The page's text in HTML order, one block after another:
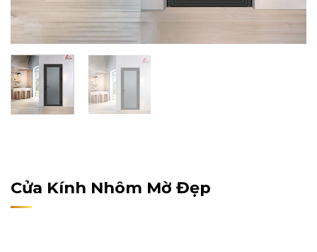
Cửa Kính Nhôm Mờ Đẹp